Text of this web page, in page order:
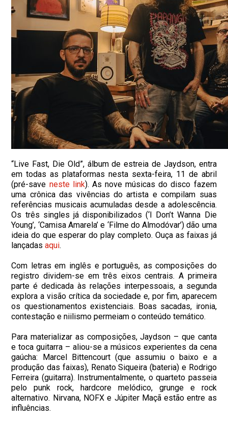
“Live Fast, Die Old”, álbum de estreia de Jaydson, entra
em todas as plataformas nesta sexta-feira, 11 de abril
(pré-save neste link). As nove músicas do disco fazem
uma crônica das vivências do artista e compilam suas
referências musicais acumuladas desde a adolescência.
Os três singles já disponibilizados (‘I Don’t Wanna Die
Young’, ‘Camisa Amarela’ e ‘Filme do Almodóvar’) dão uma
ideia do que esperar do play completo. Ouça as faixas já
lançadasaqui.
Com letras em inglês e português, as composições do
registro dividem-se em três eixos centrais. A primeira
parte é dedicada às relações interpessoais, a segunda
explora a visão crítica da sociedade e, por fim, aparecem
os questionamentos existenciais. Boas sacadas, ironia,
contestação e niilismo permeiam o conteúdo temático.
Para materializar as composições, Jaydson – que canta
e toca guitarra – aliou-se a músicos experientes da cena
gaúcha: Marcel Bittencourt (que assumiu o baixo e a
produção das faixas), Renato Siqueira (bateria) e Rodrigo
Ferreira (guitarra). Instrumentalmente, o quarteto passeia
pelo punk rock, hardcore melódico, grunge e rock
alternativo. Nirvana, NOFX e Júpiter Maçã estão entre as
influências.